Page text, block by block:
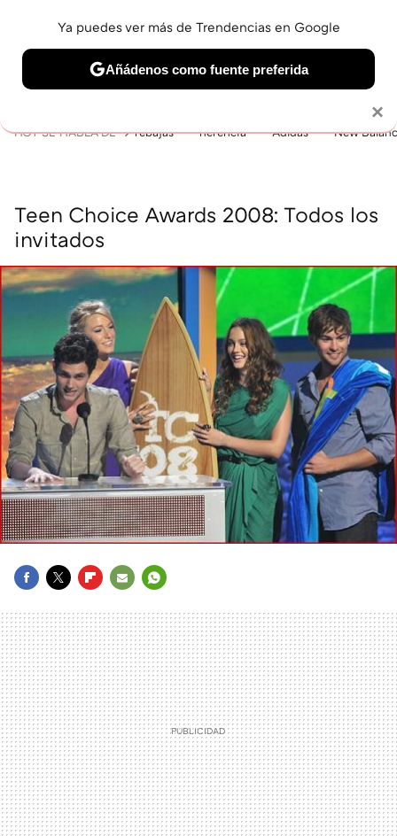
BELLEZA SHOPPING VIAJES GASTRO SNEAKERS
HOY SE HABLA DE rebajas herencia Adidas New
Teen Choice Awards 2008: Todos los
invitados
MAIL
×
Ya puedes ver más de Trendencias en Google
Añádenos como fuente preferida